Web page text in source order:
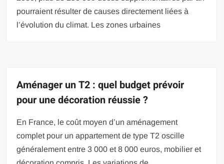
pourraient résulter de causes directement liées à
l’évolution du climat. Les zones urbaines
Aménager un T2 : quel budget prévoir
pour une décoration réussie ?
En France, le coût moyen d’un aménagement
complet pour un appartement de type T2 oscille
généralement entre 3 000 et 8 000 euros, mobilier et